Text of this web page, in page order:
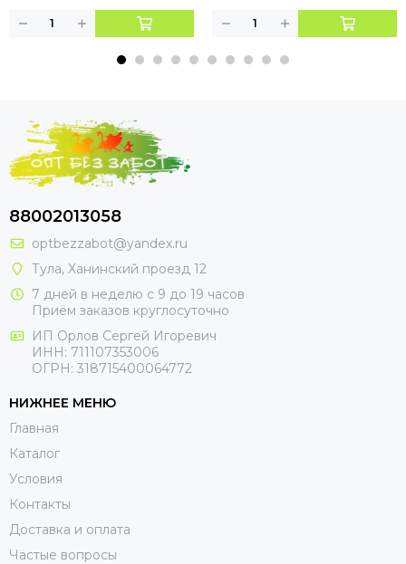
88002013058
optbezzabot@yandex.ru
Тула, Ханинский проезд 12
7 дней в неделю с 9 до 19 часов
Приём заказов круглосуточно
ИП Орлов Сергей Игоревич
ИНН: 711107353006
ОГРН: 318715400064772
НИЖНЕЕ МЕНЮ
Главная
Каталог
Условия
Контакты
Доставка и оплата
Частые вопросы